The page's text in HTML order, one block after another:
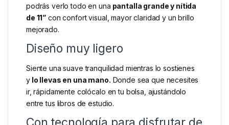
podrás verlo todo en una pantalla grande y nítida
de 11” con confort visual, mayor claridad y un brillo
mejorado.
Diseño muy ligero
Siente una suave tranquilidad mientras lo sostienes
ylo llevas en una mano. Donde sea que necesites
ir, rápidamente colócalo en tu bolsa, ajustándolo
entre tus libros de estudio.